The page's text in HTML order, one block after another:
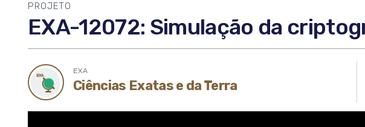
PROJETO
EXA-12072: Simulação da
Ícone EXA
Ciências Exatas e da Terra